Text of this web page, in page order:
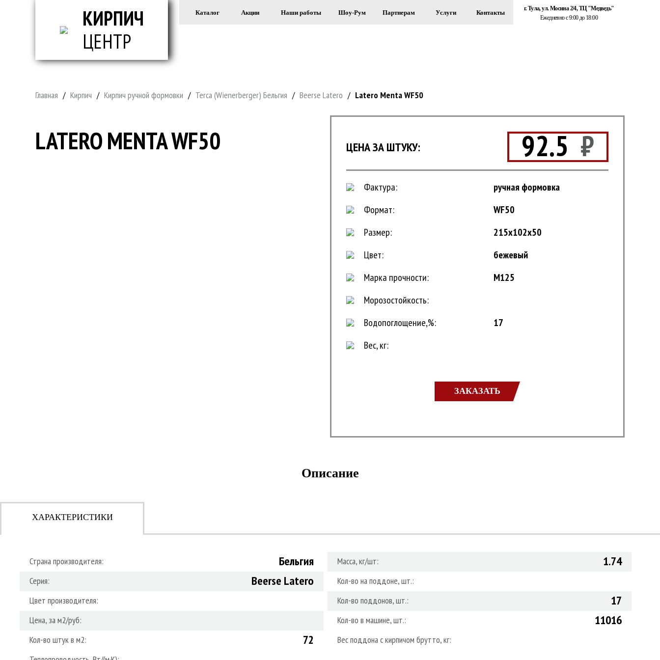
КИРПИЧ
ЦЕНТР
Каталог Акции Наши работы Шоу-Рум Партнерам Услуги Контакты
г. Тула, ул. Мосина 2/4, ТЦ "Медведь"
Ежедневно с 9:00 до 18:00
Главная / Кирпич / Кирпич ручной формовки / Terca (Wienerberger) Бельгия / Beerse Latero / Latero Menta WF50
LATERO MENTA WF50 ЦЕНА ЗА ШТУКУ: 92.5₽
Фактура:
ручная формовка
Формат:
WF50
Размер:
215x102x50
Цвет:
бежевый
Марка прочности:
М125
Морозостойкость:
Водопоглощение,%:
17
Вес, кг:
ЗАКАЗАТЬ
Описание
ХАРАКТЕРИСТИКИ
Страна производителя: Бельгия
Серия: Beerse Latero
Цвет производителя:
Цена, за м2/руб:
Кол-во штук в м2:
72
Масса, кг/шт: 1.74
Кол-во на поддоне, шт.:
Кол-во поддонов, шт.:
17
Кол-во в машине, шт.: 11016
Вес поддона с кирпичом брутто, кг: